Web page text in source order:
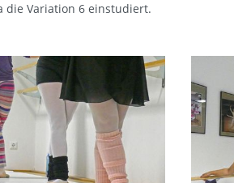
die Variation 6 einstudiert.